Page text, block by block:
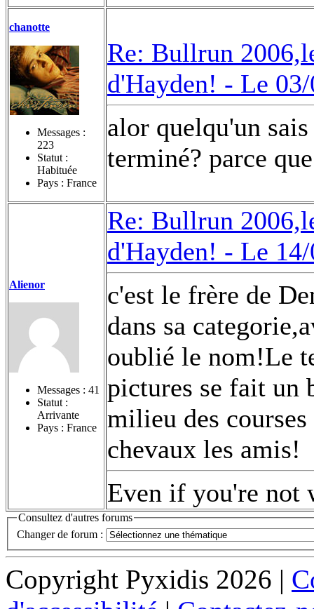
chanotte
Messages :
223
Statut :
Habituée
Pays : France
Re: Bullrun
d'Hayden! - Le
alor quelqu'un
terminé? parce
Alienor
Messages : 41
Statut :
Arrivante
Pays : France
Re: Bullrun
d'Hayden! - Le
c'est le frère de
dans sa
oublié le nom!Le
pictures se fait un
milieu des
chevaux les amis!
Even if you're not
Consultez d'autres forums
Changer de forum :
Copyright Pyxidis 2026 |